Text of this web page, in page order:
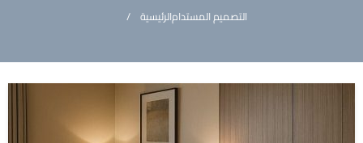
الرئيسيةالتصميم المستدام